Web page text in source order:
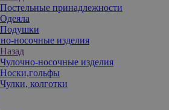
Постельные принадлежности
Одеяла
Подушки
носочные изделия
Назад
Чулочно-носочные изделия
Носки,гольфы
Чулки, колготки